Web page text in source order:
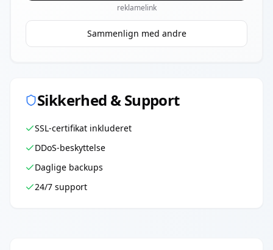
reklamelink
Sammenlign med andre
Sikkerhed & Support
SSL-certifikat inkluderet
DDoS-beskyttelse
Daglige backups
24/7 support